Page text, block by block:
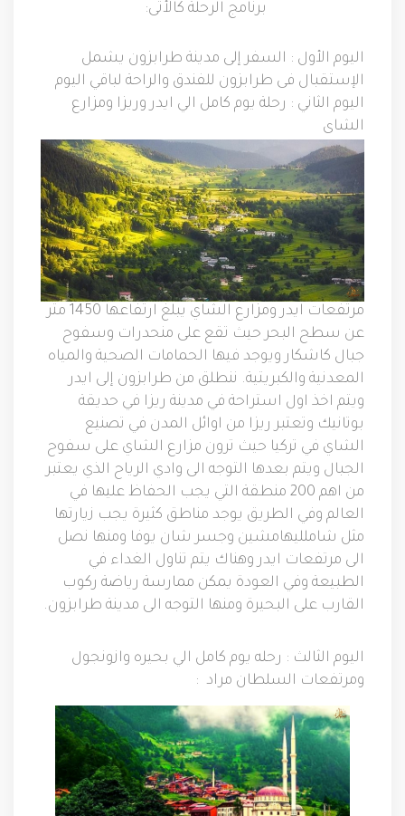
برنامج الرحلة كالأتى:
اليوم الأول : السفر إلى مدينة طرابزون يشمل
الإستقبال فى طرابزون للفندق والراحة لباقي اليوم
اليوم الثاني : رحلة يوم كامل الي ايدر وريزا ومزارع
الشاى
مرتفعات ايدر ومزارع الشاي يبلغ ارتفاعها 1450 متر
عن سطح البحر حيث تقع على منحدرات وسفوح
جبال كاشكار ويوجد فيها الحمامات الصحية والمياه
المعدنية والكبريتية. ننطلق من طرابزون إلى ايدر
ويتم اخذ اول استراحة في مدينة ريزا في حديقة
بوتانيك وتعتبر ريزا من اوائل المدن في تصنيع
الشاي في تركيا حيث ترون مزارع الشاي على سفوح
الجبال ويتم بعدها التوجه الى وادي الرياح الذي يعتبر
من اهم 200 منطقة التي يجب الحفاظ عليها في
العالم وفي الطريق يوجد مناطق كثيرة يجب زيارتها
مثل شاملليهامشين وجسر شان يوفا ومنها نصل
الى مرتفعات ايدر وهناك يتم تناول الغداء في
الطبيعة وفي العودة يمكن ممارسة رياضة ركوب
القارب على البحيرة ومنها التوجه الى مدينة طرابزون.
اليوم الثالث : رحله يوم كامل الي بحيره وازونجول
ومرتفعات السلطان مراد :